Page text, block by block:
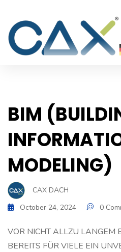
BIM
MODELING)
CAX DACH
October 24, 2024
0
VOR NICHT ALLZU LANGEM
BEREITS FÜR VIELE EIN